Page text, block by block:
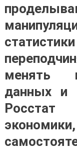
менять
данных и